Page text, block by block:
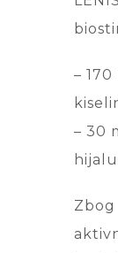
–
– 30